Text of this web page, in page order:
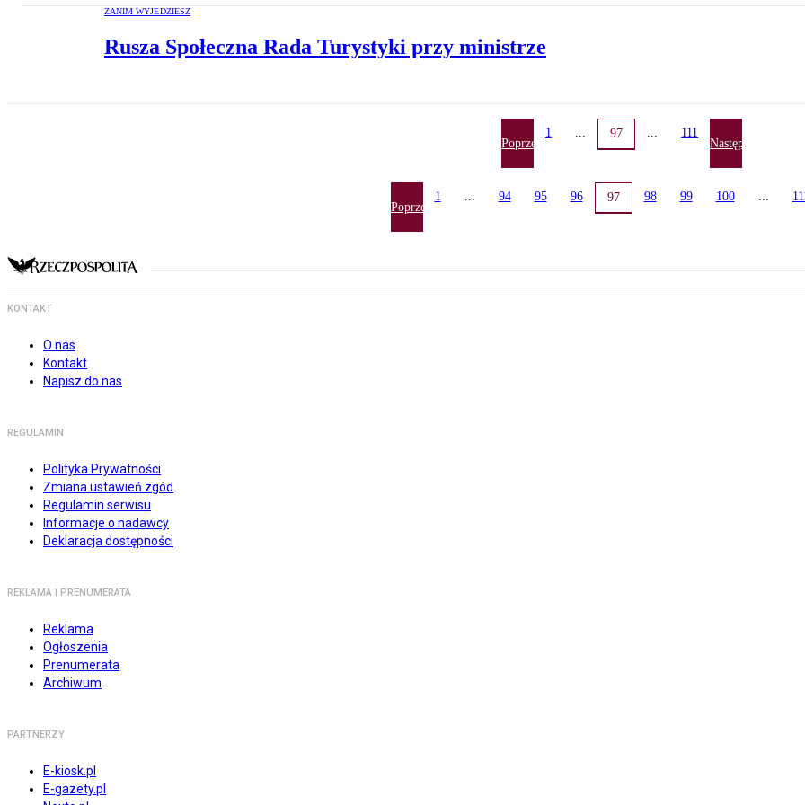
ZANIM WYJEDZIESZ
Rusza Społeczna Rada Turystyki przy ministrze
Poprzednia
1 ... 97 ... 111
Następna
Poprzednia
1 ... 94 95 96 97 98 99 100 ...
KONTAKT
O nas
Kontakt
Napisz do nas
REGULAMIN
Polityka Prywatności
Zmiana ustawień zgód
Regulamin serwisu
Informacje o nadawcy
Deklaracja dostępności
REKLAMA I PRENUMERATA
Reklama
Ogłoszenia
Prenumerata
Archiwum
PARTNERZY
E-kiosk.pl
E-gazety.pl